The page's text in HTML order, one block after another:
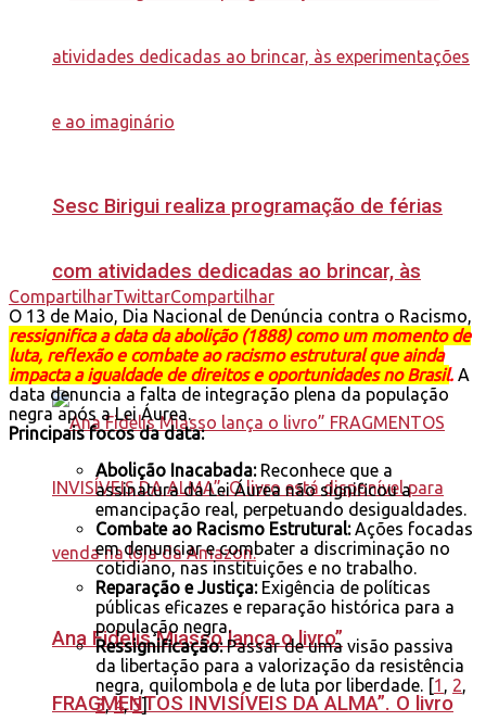
Sesc Birigui realiza programação de férias
com atividades dedicadas ao brincar, às
experimentações e ao imaginário
Ana Fidelis Miasso lança o livro”
FRAGMENTOS INVISÍVEIS DA ALMA”. O livro
CompartilharTwittarCompartilhar
O 13 de Maio, Dia Nacional de Denúncia contra o Racismo,
ressignifica a data da abolição (1888) como um momento de
luta, reflexão e combate ao racismo estrutural que ainda
impacta a igualdade de direitos e oportunidades no Brasil. A
data denuncia a falta de integração plena da população
negra após a Lei Áurea.
Principais focos da data:
Abolição Inacabada:Reconhece que a
assinatura da Lei Áurea não significou a
emancipação real, perpetuando desigualdades.
Combate ao Racismo Estrutural:Ações focadas
em denunciar e combater a discriminação no
cotidiano, nas instituições e no trabalho.
Reparação e Justiça:Exigência de políticas
públicas eficazes e reparação histórica para a
população negra.
Ressignificação:Passar de uma visão passiva
da libertação para a valorização da resistência
negra, quilombola e de luta por liberdade. [1 , 2,
3,4,5]